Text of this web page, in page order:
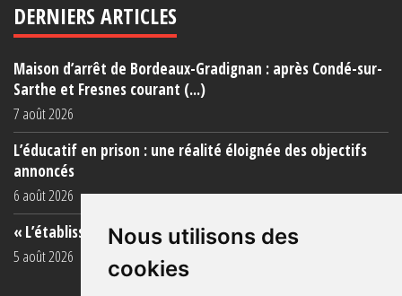
Nous utilisons des
cookies
DERNIERS ARTICLES
Maison d’arrêt de Bordeaux-Gradignan : après Condé-sur-
Sarthe et Fresnes courant (...)
7 août 2026
L’éducatif en prison : une réalité éloignée des objectifs
annoncés
6 août 2026
« L’établissement est une porcherie totale »
5 août 2026